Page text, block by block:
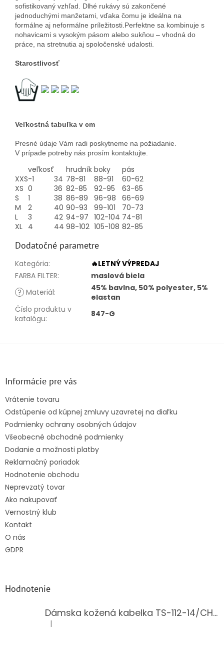
sofistikovaný vzhľad. Dlhé rukávy sú zakončené
jednoduchými manžetami, vďaka čomu je ideálna na
formálne aj neformálne príležitosti. Perfektne sa kombinuje s
nohavicami s vysokým pásom alebo sukňou – vhodná do
práce, na stretnutia aj spoločenské udalosti.
Starostlivosť
Veľkostná tabuľka v cm
Presné údaje Vám radi poskytneme na požiadanie.
V prípade potreby nás prosím kontaktujte.
veľkosť hrudník boky
pás
XXS-1 34 78-81 88-91
60-62
XS 0 36 82-85 92-95
63-65
S
1 38 86-89 96-98
66-69
M
2 40 90-93 99-101
70-73
L
3 42 94-97 102-104 74-81
XL 4 44 98-102 105-108 82-85
Dodatočné parametre
Kategória:
🔥LETNÝ VÝPREDAJ
FARBA FILTER:
maslová biela
? Materiál:
45% bavlna, 50% polyester, 5%
elastan
Číslo produktu v
katalógu: 847-G
Z
Informácie pre vás
Vrátenie tovaru
Odstúpenie od kúpnej zmluvy uzavretej na diaľku
Podmienky ochrany osobných údajov
Všeobecné obchodné podmienky
Dodanie a možnosti platby
Reklamačný poriadok
Hodnotenie obchodu
Neprevzatý tovar
Ako nakupovať
Vernostný klub
Kontakt
O nás
GDPR
Hodnotenie
Dámska kožená kabelka TS-112-14/CHOCO
Hodnotenie produktu je 5 z 5 hviezdičiek.
|